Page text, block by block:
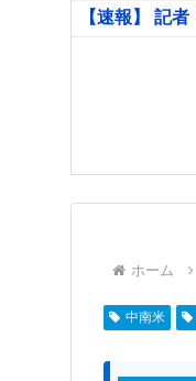
【速報】 記
ホーム
中南米